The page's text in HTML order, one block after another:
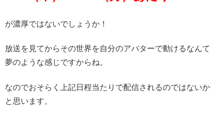
が濃厚ではないでしょうか！
放送を見てからその世界を自分のアバターで動けるなんて
夢のような感じですからね。
なのでおそらく上記日程当たりで配信されるのではないか
と思います。